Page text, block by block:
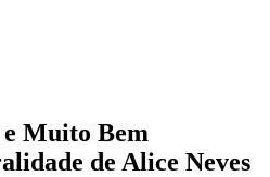
Muito Bem
de Alice Neves